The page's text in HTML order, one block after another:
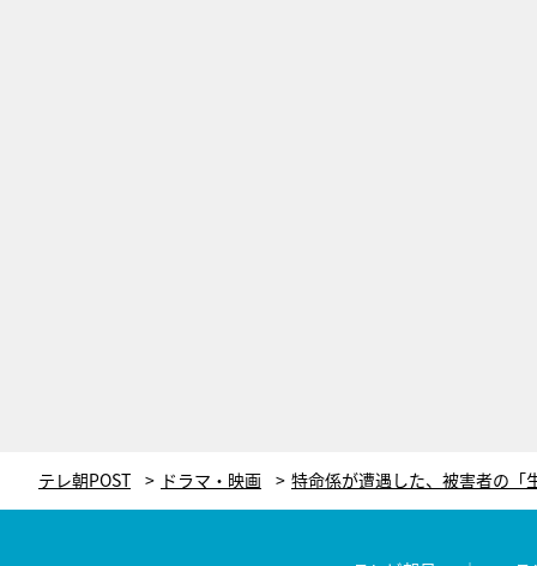
テレ朝POST ドラマ・映画